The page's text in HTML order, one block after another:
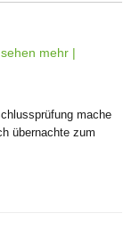
mehr |
mache
übernachte zum